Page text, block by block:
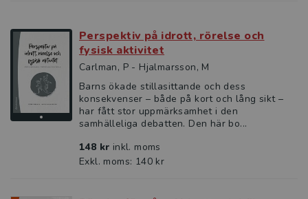
Perspektiv på idrott, rörelse och
fysisk aktivitet
Carlman, P - Hjalmarsson, M
Barns ökade stillasittande och dess
konsekvenser – både på kort och lång sikt –
har fått stor uppmärksamhet i den
samhälleliga debatten. Den här bo...
148 kr inkl. moms
Exkl. moms: 140 kr